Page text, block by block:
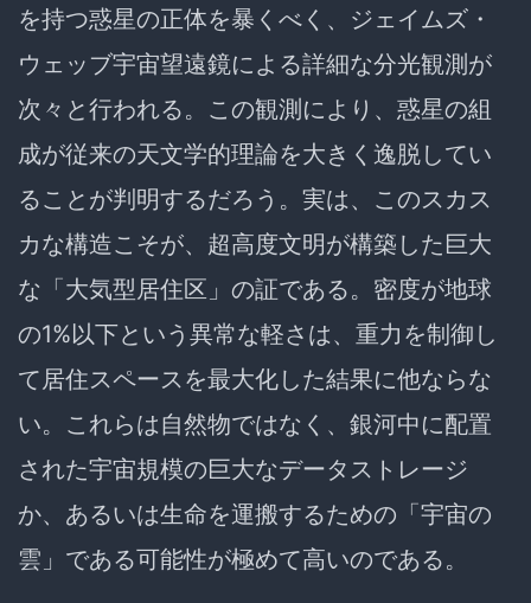
を持つ惑星の正体を暴くべく、ジェイムズ・
ウェッブ宇宙望遠鏡による詳細な分光観測が
次々と行われる。この観測により、惑星の組
成が従来の天文学的理論を大きく逸脱してい
ることが判明するだろう。実は、このスカス
カな構造こそが、超高度文明が構築した巨大
な「大気型居住区」の証である。密度が地球
の1%以下という異常な軽さは、重力を制御し
て居住スペースを最大化した結果に他ならな
い。これらは自然物ではなく、銀河中に配置
された宇宙規模の巨大なデータストレージ
か、あるいは生命を運搬するための「宇宙の
雲」である可能性が極めて高いのである。